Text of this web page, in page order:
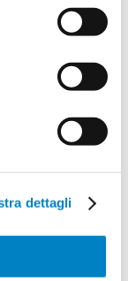
dettagli
da 1.56€ + IVA